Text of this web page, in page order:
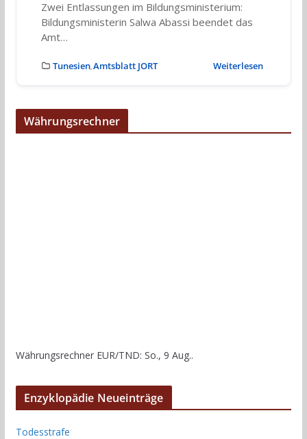
Zwei Entlassungen im Bildungsministerium:
Bildungsministerin Salwa Abassi beendet das
Amt…
Tunesien, Amtsblatt JORT Weiterlesen
Währungsrechner
Währungsrechner EUR/TND: So., 9 Aug..
Enzyklopädie Neueinträge
Todesstrafe